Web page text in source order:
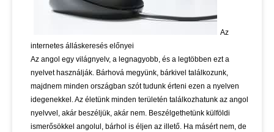
Az
internetes álláskeresés előnyei
Az angol egy világnyelv, a legnagyobb, és a legtöbben ezt a
nyelvet használják. Bárhová megyünk, bárkivel találkozunk,
majdnem minden országban szót tudunk érteni ezen a nyelven
idegenekkel. Az életünk minden területén találkozhatunk az angol
nyelvvel, akár beszéljük, akár nem. Beszélgethetünk külföldi
ismerősökkel angolul, bárhol is éljen az illető. Ha másért nem, de